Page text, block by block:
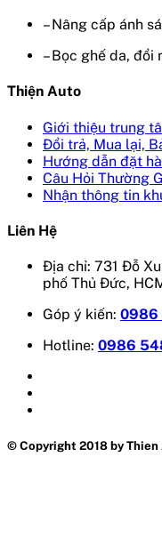
– Nâng cấp ánh
– Bọc ghế da, đổi
Thiện Auto
Giới thiệu trung
Đổi trả, Mua lại,
Hướng dẫn đặt
Câu Hỏi Thường
Nhận thông tin
Liên Hệ
Địa chỉ: 731 Đỗ
phố Thủ Đức,
Góp ý kiến: 0986
Hotline: 0986
© Copyright 2018 by